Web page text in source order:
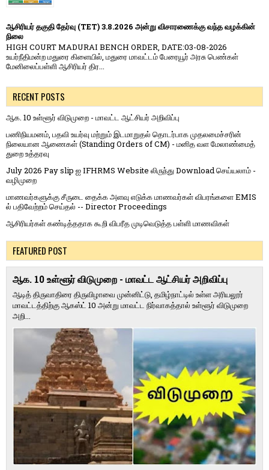
ஆசிரியர் தகுதி தேர்வு (TET) 3.8.2026 அன்று விசாரணைக்கு வந்த வழக்கின்
நிலை
HIGH COURT MADURAI BENCH ORDER, DATE:03-08-2026
உயர்நீதிமன்ற மதுரை கிளையில், மதுரை மாவட்டம் பேரையூர் அரசு பெண்கள்
மேனிலைப்பள்ளி ஆசிரியர் திர...
RECENT POSTS
ஆக. 10 உள்ளூர் விடுமுறை - மாவட்ட ஆட்சியர் அறிவிப்பு
பணிநியமனம், பதவி உயர்வு மற்றும் இடமாறுதல் தொடர்பாக முதலமைச்சரின்
நிலையான ஆணைகள் (Standing Orders of CM) - மனித வள மேலாண்மைத்
துறை உத்தரவு
July 2026 Pay slip ஐ IFHRMS Website லிருந்து Download செய்யலாம் -
வழிமுறை
மாணவர்களுக்கு சீருடை தைக்க அளவு எடுக்க மாணவர்கள் விபரங்களை EMIS
ல் பதிவேற்றம் செய்தல் -- Director Proceedings
ஆசிரியர்கள் கண்டித்ததாக கூறி விபரீத முடிவெடுத்த பள்ளி மாணவிகள்
FEATURED POST
ஆக. 10 உள்ளூர் விடுமுறை - மாவட்ட ஆட்சியர் அறிவிப்பு
ஆடித் திருவாதிரை திருவிழாவை முன்னிட்டு, தமிழ்நாட்டில் உள்ள அரியலூர்
மாவட்டத்திற்கு ஆகஸ்ட் 10 அன்று மாவட்ட நிர்வாகத்தால் உள்ளூர் விடுமுறை
அறி...